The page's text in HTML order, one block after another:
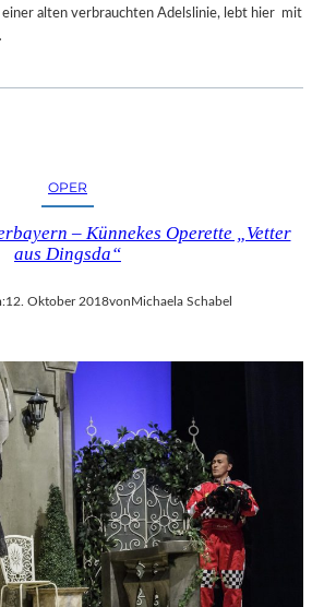
alten verbrauchten Adelslinie, lebt hier mit
OPER
– Künnekes Operette „Vetter
aus Dingsda“
12. Oktober 2018von Michaela Schabel